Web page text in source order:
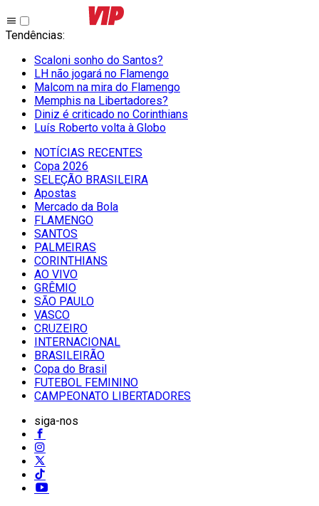
Tendências:
Scaloni sonho do Santos?
LH não jogará no Flamengo
Malcom na mira do Flamengo
Memphis na Libertadores?
Diniz é criticado no Corinthians
Luís Roberto volta à Globo
NOTÍCIAS RECENTES
Copa 2026
SELEÇÃO BRASILEIRA
Apostas
Mercado da Bola
FLAMENGO
SANTOS
PALMEIRAS
CORINTHIANS
AO VIVO
GRÊMIO
SĀO PAULO
VASCO
CRUZEIRO
INTERNACIONAL
BRASILEIRÃO
Copa do Brasil
FUTEBOL FEMININO
CAMPEONATO LIBERTADORES
siga-nos